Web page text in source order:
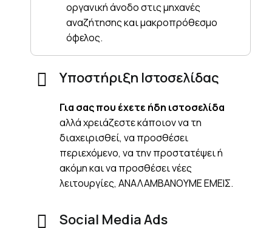
οργανική άνοδο στις μηχανές
αναζήτησης και μακροπρόθεσμο
όφελος.
Υποστήριξη Ιστοσελίδας
Για σας που έχετε ήδη ιστοσελίδα
αλλά χρειάζεστε κάποιον να τη
διαχειρισθεί, να προσθέσει
περιεχόμενο, να την προστατέψει ή
ακόμη και να προσθέσει νέες
λειτουργίες, ΑΝΑΛΑΜΒΑΝΟΥΜΕ ΕΜΕΙΣ.
Social Media Ads